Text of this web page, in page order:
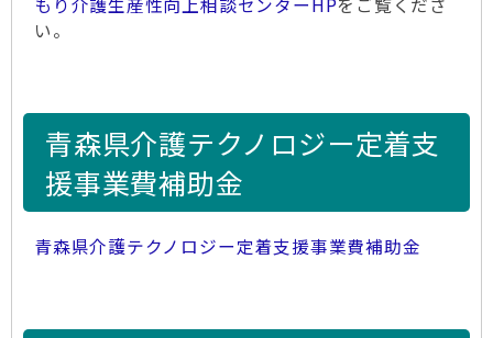
い。
青森県介護テクノロジー定着支
援事業費補助金
青森県介護テクノロジー定着支援事業費補助金